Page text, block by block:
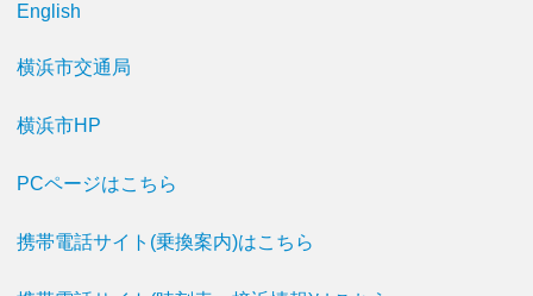
English
横浜市交通局
横浜市HP
PCページはこちら
携帯電話サイト(乗換案内)はこちら